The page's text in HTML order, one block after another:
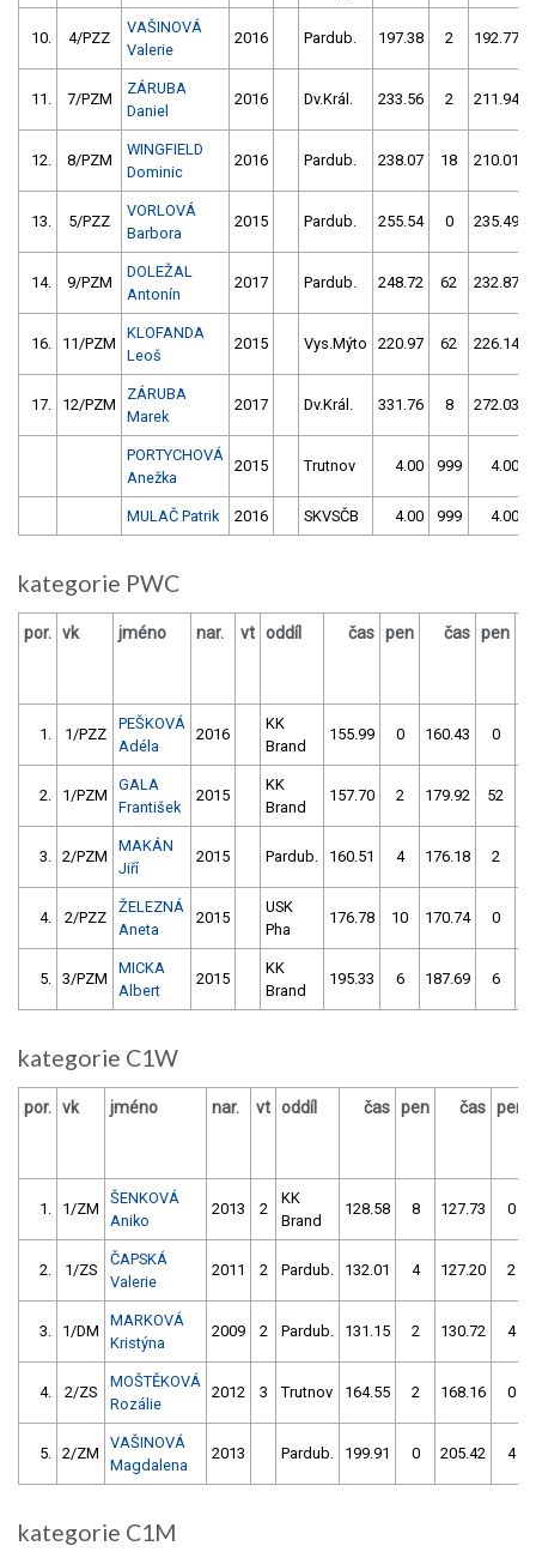
10. 4/PZZ
VAŠINOVÁ
Valerie
2016 Pardub. 197.38 2 192.77
11. 7/PZM
ZÁRUBA
Daniel
2016 Dv.Král. 233.56 2 211.94
12. 8/PZM
WINGFIELD
Dominic
2016 Pardub. 238.07 18 210.01
13. 5/PZZ
VORLOVÁ
Barbora
2015 Pardub. 255.54 0 235.49
14. 9/PZM
DOLEŽAL
Antonín
2017 Pardub. 248.72 62 232.87
16. 11/PZM
KLOFANDA
Leoš
2015 Vys.Mýto 220.97 62 226.14
17. 12/PZM
ZÁRUBA
Marek
2017 Dv.Král. 331.76 8 272.03
PORTYCHOVÁ
Anežka
2015 Trutnov 4.00 999 4.00
MULAČ Patrik 2016 SKVSČB 4.00 999 4.00
kategorie PWC
por. vk jméno nar. vt oddíl čas pen čas pen
1. 1/PZZ
PEŠKOVÁ
Adéla
2016
KK
Brand
155.99 0 160.43 0
2. 1/PZM
GALA
František
2015
KK
Brand
157.70 2 179.92 52
3. 2/PZM
MAKÁN
Jiří
2015 Pardub. 160.51 4 176.18 2
4. 2/PZZ
ŽELEZNÁ
Aneta
2015
USK
Pha
176.78 10 170.74 0
5. 3/PZM
MICKA
Albert
2015
KK
Brand
195.33 6 187.69 6
kategorie C1W
por. vk jméno nar. vt oddíl čas pen čas pen
1. 1/ZM
ŠENKOVÁ
Aniko
2013 2
KK
Brand
128.58 8 127.73 0
2. 1/ZS
ČAPSKÁ
Valerie
2011 2 Pardub. 132.01 4 127.20 2
3. 1/DM
MARKOVÁ
Kristýna
2009 2 Pardub. 131.15 2 130.72 4
4. 2/ZS
MOŠTĚKOVÁ
Rozálie
2012 3 Trutnov 164.55 2 168.16 0
5. 2/ZM
VAŠINOVÁ
Magdalena
2013 Pardub. 199.91 0 205.42 4
kategorie C1M